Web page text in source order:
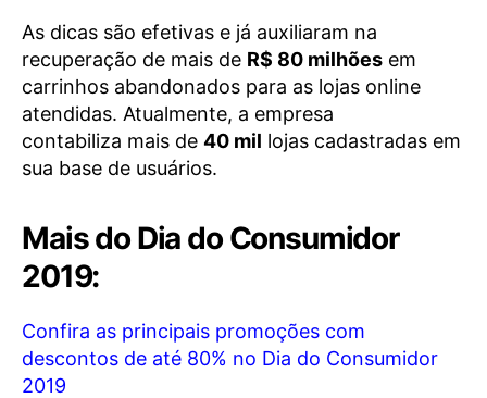
As dicas são efetivas e já auxiliaram na
recuperação de mais de R$ 80 milhões em
carrinhos abandonados para as lojas online
atendidas. Atualmente, a empresa
contabiliza mais de 40 mil lojas cadastradas em
sua base de usuários.
Mais do Dia do Consumidor
2019:
Confira as principais promoções com
descontos de até 80% no Dia do Consumidor
2019